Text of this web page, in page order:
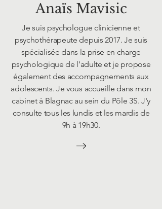
Anaïs Mavisic
Je suis psychologue clinicienne et
psychothérapeute depuis 2017. Je suis
spécialisée dans la prise en charge
psychologique de l'adulte et je propose
également des accompagnements aux
adolescents. Je vous accueille dans mon
cabinet à Blagnac au sein du Pôle 3S. J'y
consulte tous les lundis et les mardis de
9h à 19h30.